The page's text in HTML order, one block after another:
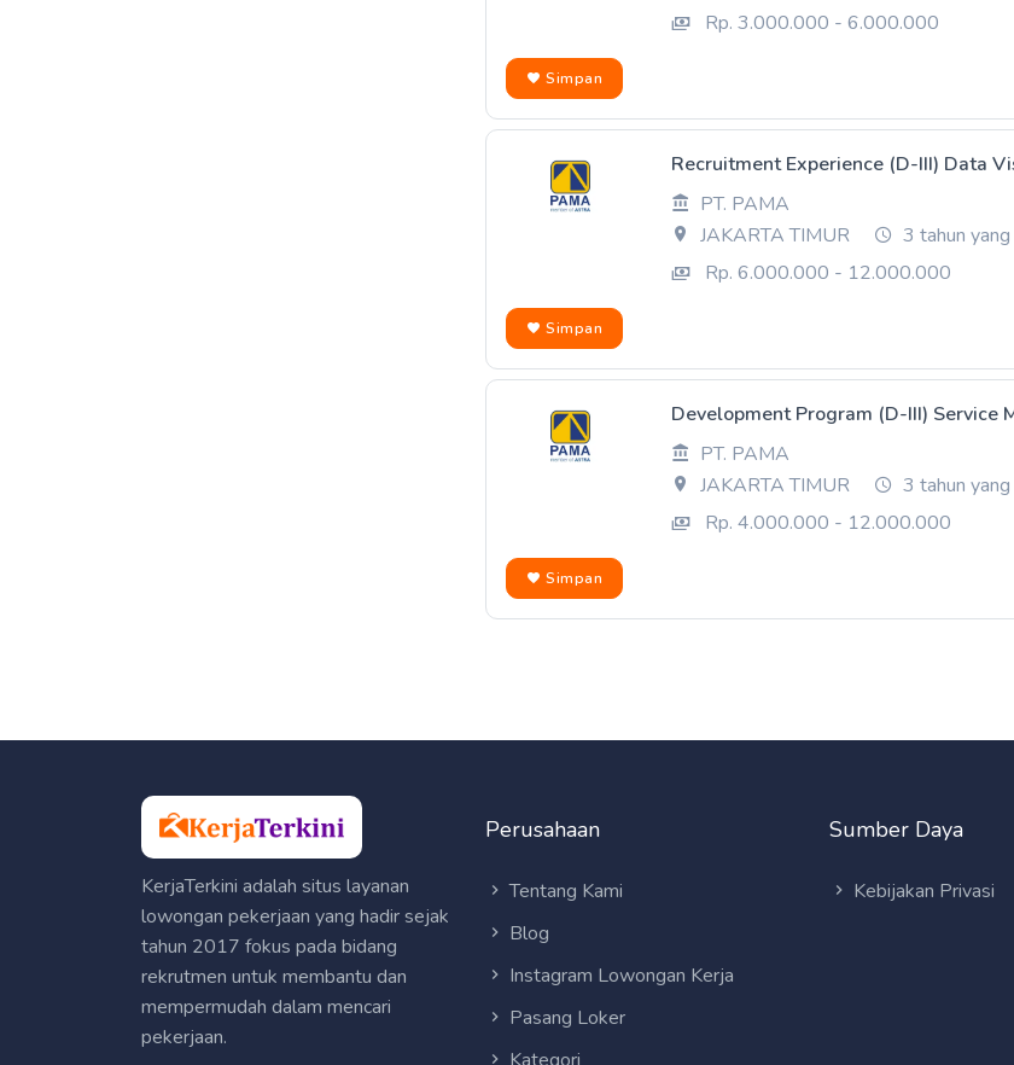
Rp. 3.000.000 - 6.000.000
Simpan
Recruitment Experience (D-III) Data
PT. PAMA
JAKARTA TIMUR
3 tahun
Rp. 6.000.000 - 12.000.000
Simpan
Development Program (D-III) Service
PT. PAMA
JAKARTA TIMUR
3 tahun
Rp. 4.000.000 - 12.000.000
Simpan
KerjaTerkini adalah situs layanan
lowongan pekerjaan yang hadir sejak
tahun 2017 fokus pada bidang
rekrutmen untuk membantu dan
mempermudah dalam mencari
pekerjaan.
Perusahaan
Tentang Kami
Blog
Instagram Lowongan Kerja
Pasang Loker
Sumber Daya
Kebijakan Privasi